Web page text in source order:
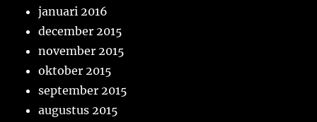
januari 2016
december 2015
november 2015
oktober 2015
september 2015
augustus 2015